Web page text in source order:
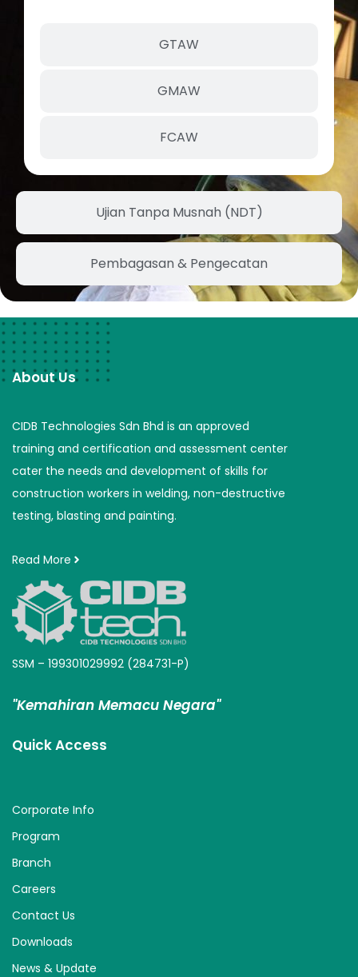
Ujian Tanpa Musnah (NDT)
Pembagasan & Pengecatan
GTAW
GMAW
FCAW
About Us
CIDB Technologies Sdn Bhd is an approved
training and certification and assessment center
cater the needs and development of skills for
construction workers in welding, non-destructive
testing, blasting and painting.
Read More
SSM – 199301029992 (284731-P)
"Kemahiran Memacu Negara"
Quick Access
Corporate Info
Program
Branch
Careers
Contact Us
Downloads
News & Update